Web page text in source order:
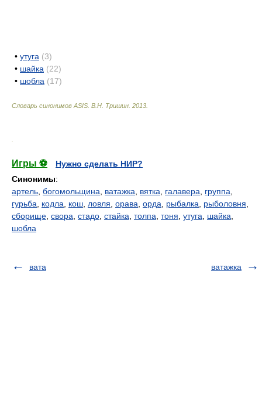
• утуга (3)
• шайка (22)
• шобла (17)
Словарь синонимов ASIS. В.Н. Тришин 2013
Игры ⚽
Нужно сделать НИР?
Синонимы:
артель богомольщина ватажка вятка галавера группа
гурьба
кодла кош ловля орава орда рыбалка рыболовня
сборище свора стадо стайка толпа тоня утуга шайка
шобла
вата ватажка